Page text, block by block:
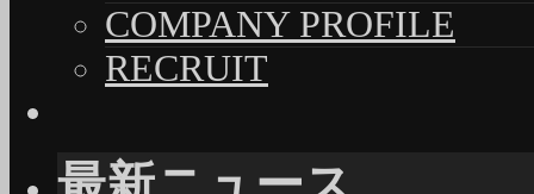
COMPANY PROFILE
RECRUIT